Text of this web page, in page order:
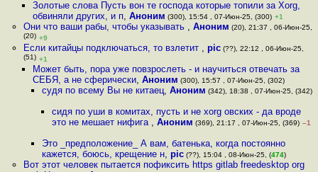
Золотые слова Пусть вон те господа которые топили за Xorg,
обвиняли других, и п, Аноним (300), 15:54 , 07-Июн-25, (300) +1
Они что ваши рабы, чтобы указывать , Аноним (20), 21:37 , 06-Июн-25,
(20) +9
Если китайцы подключаться, то взлетит , pic(??), 22:12 , 06-Июн-25,
(51) +1
Может быть, пора уже повзрослеть - и научиться отвечать за
СЕБЯ, а не сферически, Аноним (300), 15:57 , 07-Июн-25, (302)
судя по всему Вы не китаец,Аноним (342), 18:38 , 07-Июн-25, (342)
сидя по уши в комитах, пусть и не xorg овских - да вроде
это не мешает нифига , Аноним (369), 21:17 , 07-Июн-25, (369) –1
Это _предположение_ А вам, батенька, когда постоянно
кажется, боюсь, крещение н,pic (??), 15:04 , 08-Июн-25, (474)
Вот этот человек пытается пофиксить https gitlab freedesktop org